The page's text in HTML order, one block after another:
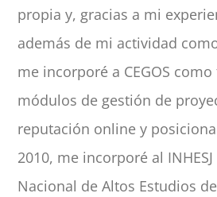
propia y, gracias a mi
además de mi actividad
me incorporé a CEGOS
módulos de gestión de
reputación online y
2010, me incorporé al
Nacional de Altos Estudios